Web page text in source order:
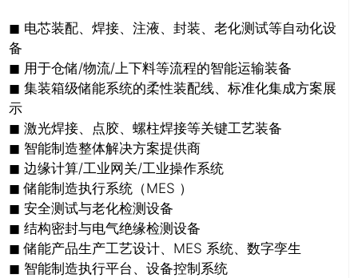
◼ 电芯装配、焊接、注液、封装、老化测试等自动化设
备
◼ 用于仓储/物流/上下料等流程的智能运输装备
◼ 集装箱级储能系统的柔性装配线、标准化集成方案展
示
◼ 激光焊接、点胶、螺柱焊接等关键工艺装备
◼ 智能制造整体解决方案提供商
◼ 边缘计算/工业网关/工业操作系统
◼ 储能制造执行系统（MES ）
◼ 安全测试与老化检测设备
◼ 结构密封与电气绝缘检测设备
◼ 储能产品生产工艺设计、MES 系统、数字孪生
◼ 智能制造执行平台、设备控制系统